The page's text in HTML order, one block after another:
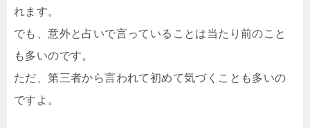
れます。
でも、意外と占いで言っていることは当たり前のこと
も多いのです。
ただ、第三者から言われて初めて気づくことも多いの
ですよ。